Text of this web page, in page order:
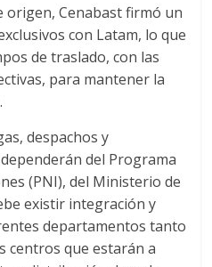
origen, Cenabast firmó un
con Latam, lo que
de traslado, con las
para mantener la
despachos y
del Programa
(PNI), del Ministerio de
existir integración y
departamentos tanto
centros que estarán a